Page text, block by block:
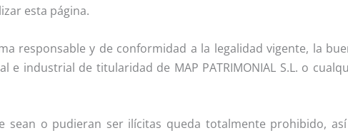
esta página.
responsable y de conformidad a la legalidad vigente, la
industrial de titularidad de MAP PATRIMONIAL S.L. o
o pudieran ser ilícitas queda totalmente prohibido,